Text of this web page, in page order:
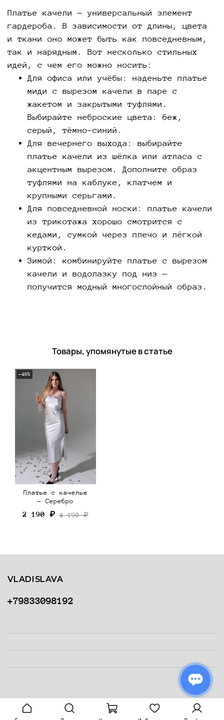
Платье качели — универсальный элемент
гардероба. В зависимости от длины, цвета
и ткани оно может быть как повседневным,
так и нарядным. Вот несколько стильных
идей, с чем его можно носить:
Для офиса или учёбы: наденьте платье
миди с вырезом качели в паре с
жакетом и закрытыми туфлями.
Выбирайте неброские цвета: беж,
серый, тёмно-синий.
Для вечернего выхода: выбирайте
платье качели из шёлка или атласа с
акцентным вырезом. Дополните образ
туфлями на каблуке, клатчем и
крупными серьгами.
Для повседневной носки: платье качели
из трикотажа хорошо смотрится с
кедами, сумкой через плечо и лёгкой
курткой.
Зимой: комбинируйте платье с вырезом
качели и водолазку под низ —
получится модный многослойный образ.
Товары, упомянутые в статье
-48%
Платье с качелью
- Серебро
2 190 ₽ 4 190 ₽
+79833098192
VLADISLAVA